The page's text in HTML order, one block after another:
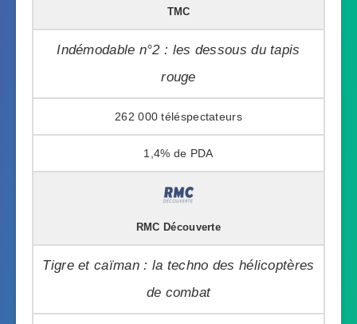
TMC
Indémodable n°2 : les dessous du tapis
rouge
262 000
1,4%
RMC Découverte
Tigre et caïman : la techno des hélicoptères
de combat